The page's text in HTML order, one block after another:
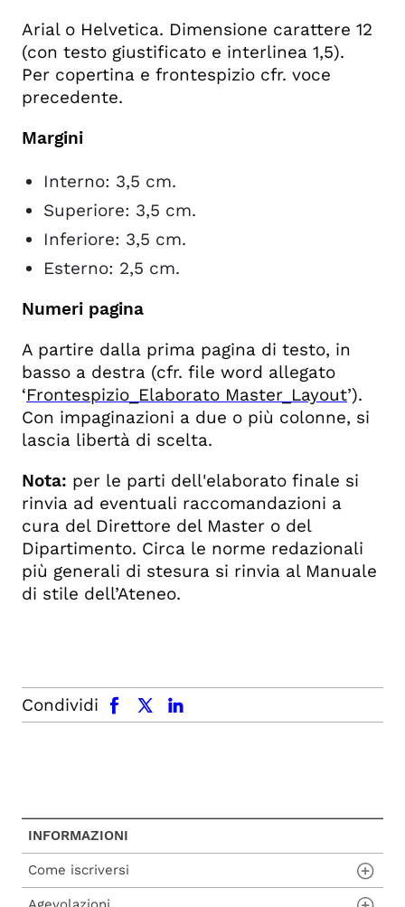
Arial o Helvetica. Dimensione carattere 12
(con testo giustificato e interlinea 1,5).
Per copertina e frontespizio cfr. voce
precedente.
Margini
Interno: 3,5 cm.
Superiore: 3,5 cm.
Inferiore: 3,5 cm.
Esterno: 2,5 cm.
Numeri pagina
A partire dalla prima pagina di testo, in
basso a destra (cfr. file word allegato
‘Frontespizio_Elaborato Master_Layout’).
Con impaginazioni a due o più colonne, si
lascia libertà di scelta.
Nota: per le parti dell'elaborato finale si
rinvia ad eventuali raccomandazioni a
cura del Direttore del Master o del
Dipartimento. Circa le norme redazionali
più generali di stesura si rinvia al Manuale
di stile dell’Ateneo.
Condividi
facebook x.com linkedin
INFORMAZIONI
Come iscriversi